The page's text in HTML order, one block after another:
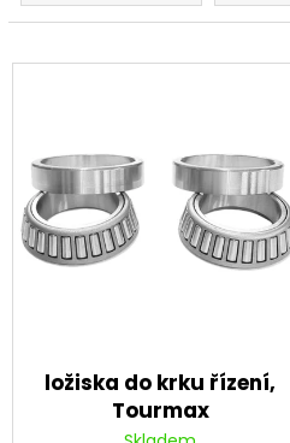
z
o
d
V
p
ložiska do krku řízení,
Tourmax
DEMONX, WPB